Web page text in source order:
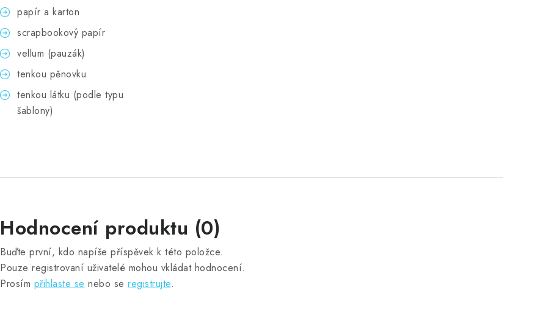
papír a karton
scrapbookový papír
vellum (pauzák)
tenkou pěnovku
tenkou látku (podle typu
šablony)
Hodnocení produktu (0)
Buďte první, kdo napíše příspěvek k této položce.
Pouze registrovaní uživatelé mohou vkládat hodnocení.
Prosím přihlaste se nebo se registrujte.